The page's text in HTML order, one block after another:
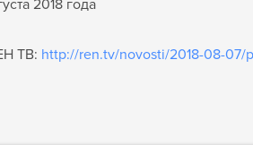
2018 года
ТВ: http://ren.tv/novosti/2018-08-07/